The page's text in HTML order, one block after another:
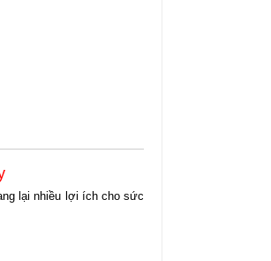
lại nhiều lợi ích cho sức